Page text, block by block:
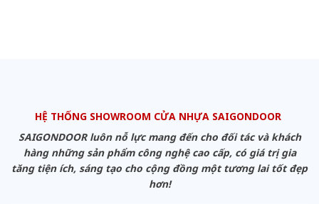
HỆ THỐNG SHOWROOM CỬA NHỰA SAIGONDOOR
SAIGONDOOR luôn nỗ lực mang đến cho đối tác và khách
hàng những sản phẩm công nghệ cao cấp, có giá trị gia
tăng tiện ích, sáng tạo cho cộng đồng một tương lai tốt đẹp
hơn!